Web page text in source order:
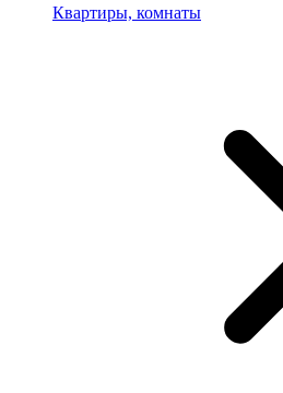
Квартиры, комнаты